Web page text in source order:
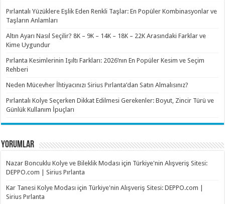
Pırlantalı Yüzüklere Eşlik Eden Renkli Taşlar: En Popüler Kombinasyonlar ve
Taşların Anlamları
Altın Ayarı Nasıl Seçilir? 8K – 9K – 14K – 18K – 22K Arasındaki Farklar ve
Kime Uygundur
Pırlanta Kesimlerinin Işıltı Farkları: 2026’nın En Popüler Kesim ve Seçim
Rehberi
Neden Mücevher İhtiyacınızı Sirius Pırlanta’dan Satın Almalısınız?
Pırlantalı Kolye Seçerken Dikkat Edilmesi Gerekenler: Boyut, Zincir Türü ve
Günlük Kullanım İpuçları
YORUMLAR
Nazar Boncuklu Kolye ve Bileklik Modası için Türkiye'nin Alışveriş Sitesi:
DEPPO.com | Sirius Pırlanta
Kar Tanesi Kolye Modası için Türkiye'nin Alışveriş Sitesi: DEPPO.com |
Sirius Pırlanta